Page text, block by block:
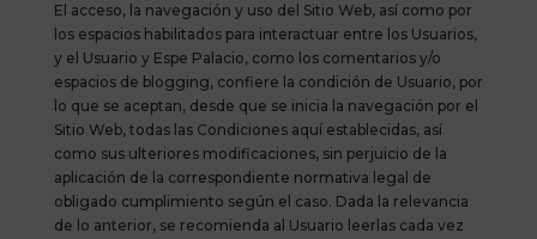
El acceso, la navegación y uso del Sitio Web, así como por
los espacios habilitados para interactuar entre los Usuarios,
y el Usuario y Espe Palacio, como los comentarios y/o
espacios de blogging, confiere la condición de Usuario, por
lo que se aceptan, desde que se inicia la navegación por el
Sitio Web, todas las Condiciones aquí establecidas, así
como sus ulteriores modificaciones, sin perjuicio de la
aplicación de la correspondiente normativa legal de
obligado cumplimiento según el caso. Dada la relevancia
de lo anterior, se recomienda al Usuario leerlas cada vez